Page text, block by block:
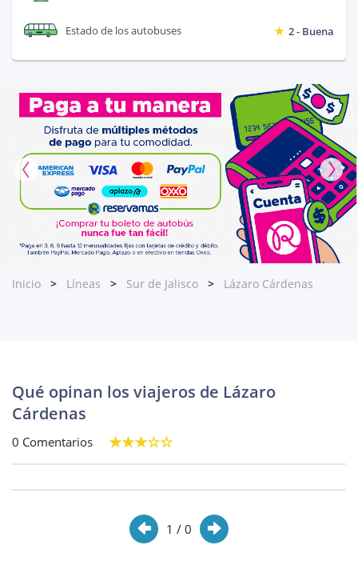
Estado de los autobuses 2 - Buena
Inicio Líneas Sur de Jalisco Lázaro Cárdenas
Qué opinan los viajeros de Lázaro
Cárdenas
0 Comentarios
1 / 0